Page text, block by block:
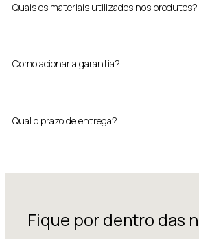
Quais os materiais utilizados nos produtos?
Como acionar a garantia?
Qual o prazo de entrega?
Fique por dentro das